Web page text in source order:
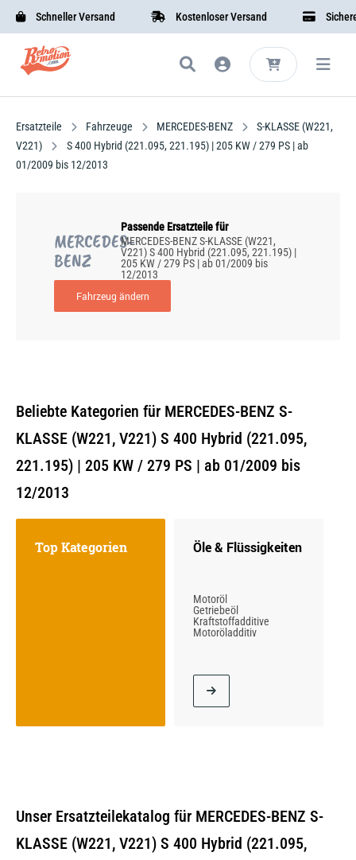
Schneller Versand Kostenloser Versand Sichere
Ersatzteile Fahrzeuge MERCEDES-BENZ
S-KLASSE (W221,
V221)
S 400 Hybrid (221.095, 221.195) | 205 KW / 279 PS | ab
01/2009 bis 12/2013
MERCEDES-
BENZ
Passende Ersatzteile für
MERCEDES-BENZ S-KLASSE (W221,
V221) S 400 Hybrid (221.095, 221.195) |
205 KW / 279 PS | ab 01/2009 bis
12/2013
Fahrzeug ändern
Beliebte Kategorien für MERCEDES-BENZ S-
KLASSE (W221, V221) S 400 Hybrid (221.095,
221.195) | 205 KW / 279 PS | ab 01/2009 bis
12/2013
Top Kategorien Öle & Flüssigkeiten
Motoröl
Getriebeöl
Kraftstoffadditive
Motoröladditiv
Unser Ersatzteilekatalog für MERCEDES-BENZ S-
KLASSE (W221, V221) S 400 Hybrid (221.095,